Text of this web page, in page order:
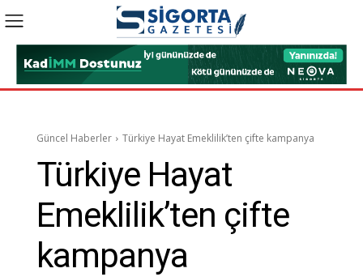
Güncel Haberler Türkiye Hayat Emeklilik’ten çifte kampanya
Türkiye Hayat
Emeklilik’ten çifte
kampanya